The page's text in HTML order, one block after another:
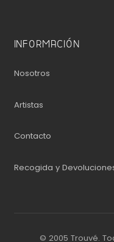
INFORMACIÓN
Nosotros
Artistas
Contacto
Recogida y
© 2005 Trouvé.